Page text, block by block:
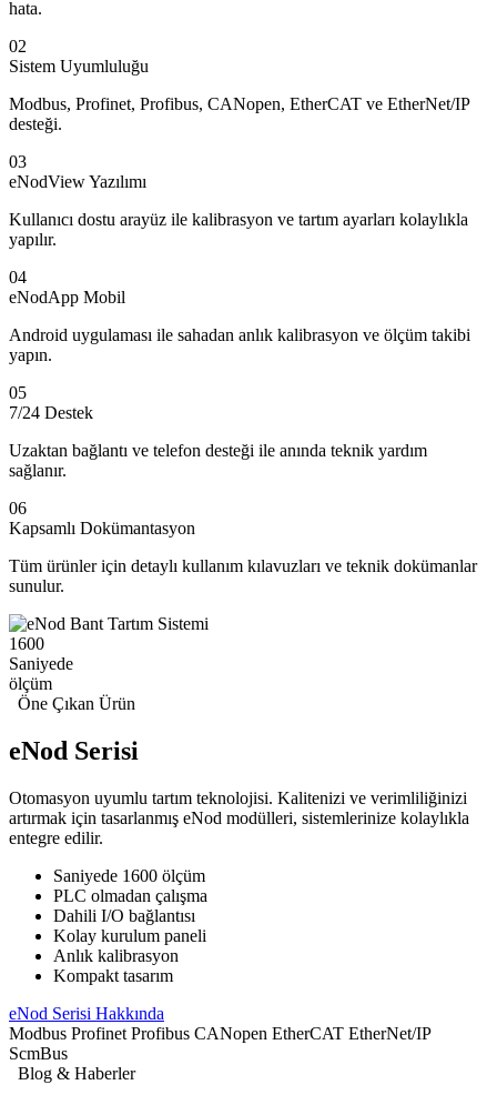
hata.
02
Sistem Uyumluluğu
Modbus, Profinet, Profibus, CANopen, EtherCAT ve EtherNet/IP
desteği.
03
eNodView Yazılımı
Kullanıcı dostu arayüz ile kalibrasyon ve tartım ayarları kolaylıkla
yapılır.
04
eNodApp Mobil
Android uygulaması ile sahadan anlık kalibrasyon ve ölçüm takibi
yapın.
05
7/24 Destek
Uzaktan bağlantı ve telefon desteği ile anında teknik yardım
sağlanır.
06
Kapsamlı Dokümantasyon
Tüm ürünler için detaylı kullanım kılavuzları ve teknik dokümanlar
sunulur.
1600
Saniyede
ölçüm
Öne Çıkan Ürün
eNod Serisi
Otomasyon uyumlu tartım teknolojisi. Kalitenizi ve verimliliğinizi
artırmak için tasarlanmış eNod modülleri, sistemlerinize kolaylıkla
entegre edilir.
Saniyede 1600 ölçüm
PLC olmadan çalışma
Dahili I/O bağlantısı
Kolay kurulum paneli
Anlık kalibrasyon
Kompakt tasarım
eNod Serisi Hakkında
Modbus Profinet Profibus CANopen EtherCAT EtherNet/IP
ScmBus
Blog & Haberler